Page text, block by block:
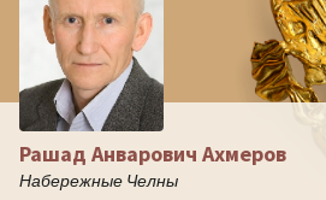
Рашад Анварович Ахмеров
Набережные Челны